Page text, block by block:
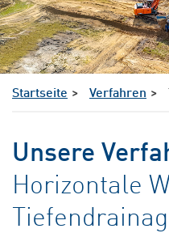
Startseite Verfahren
Unsere
Horizontale